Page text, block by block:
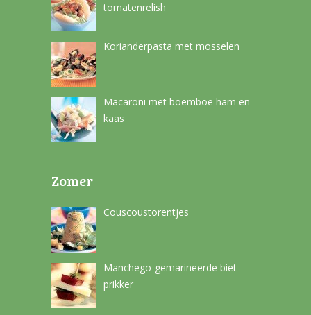
tomatenrelish
Korianderpasta met mosselen
Macaroni met boemboe ham en
kaas
Zomer
Couscoustorentjes
Manchego-gemarineerde biet
prikker